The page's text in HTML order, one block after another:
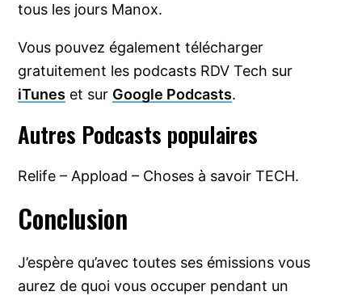
tous les jours Manox.
Vous pouvez également télécharger
gratuitement les podcasts RDV Tech sur
iTunes et sur Google Podcasts.
Autres Podcasts populaires
Relife – Appload – Choses à savoir TECH.
Conclusion
J’espère qu’avec toutes ses émissions vous
aurez de quoi vous occuper pendant un